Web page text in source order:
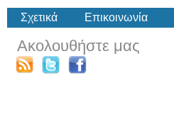
Σχετικά Επικοινωνία
Ακολουθήστε μας